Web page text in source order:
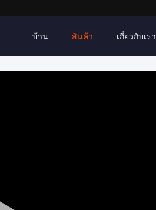
บ้าน สินค้า เกี่ยวกับเรา